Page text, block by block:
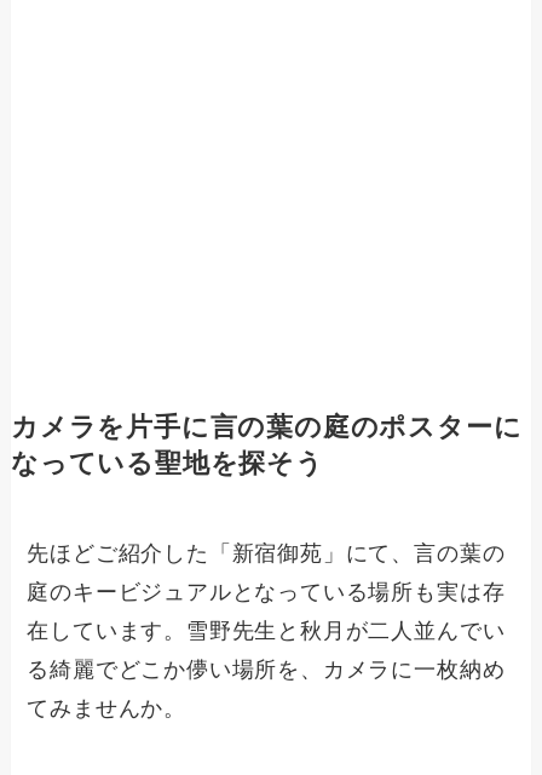
カメラを片手に言の葉の庭のポスターに
なっている聖地を探そう
先ほどご紹介した「新宿御苑」にて、言の葉の
庭のキービジュアルとなっている場所も実は存
在しています。雪野先生と秋月が二人並んでい
る綺麗でどこか儚い場所を、カメラに一枚納め
てみませんか。